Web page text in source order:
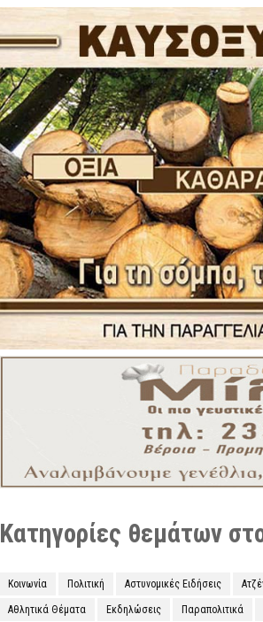
Κατηγορίες θεμάτων
Κοινωνία Πολιτική Αστυνομικές Ειδήσεις
Αθλητικά Θέματα Εκδηλώσεις Παραπολιτικά